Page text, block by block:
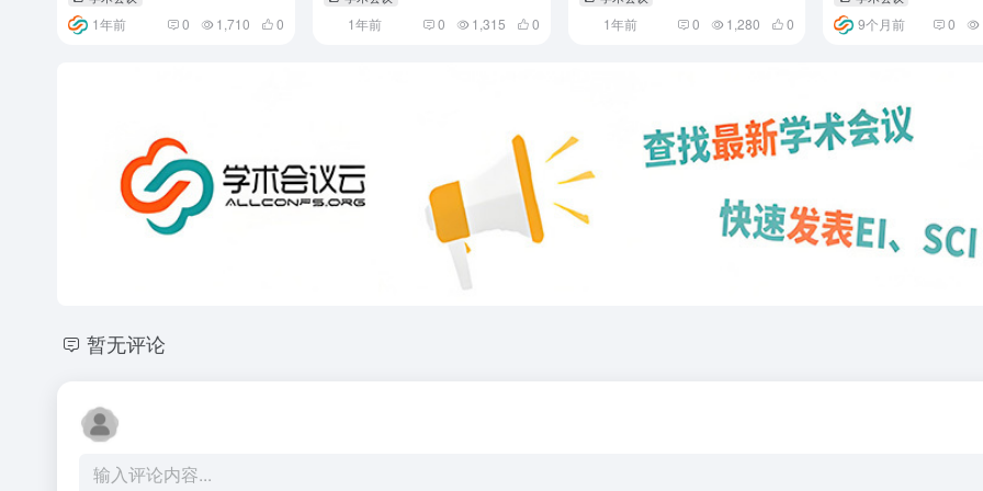
1年前 0 1,710 0 1年前 0 1,315 0 1年前 0 1,280 0 9个月前 0
暂无评论